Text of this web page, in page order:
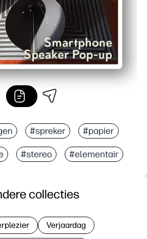
#spreker #papier
#stereo #elementair
collecties
Verjaardag